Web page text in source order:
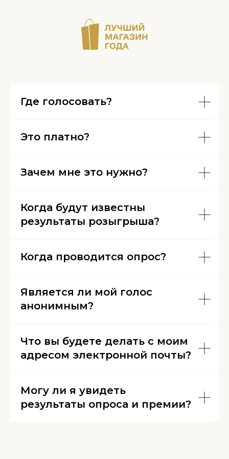
Где голосовать?
Это платно?
Зачем мне это нужно?
Когда будут известны
результаты розыгрыша?
Когда проводится опрос?
Является ли мой голос
анонимным?
Что вы будете делать с моим
адресом электронной почты?
Могу ли я увидеть
результаты опроса и премии?